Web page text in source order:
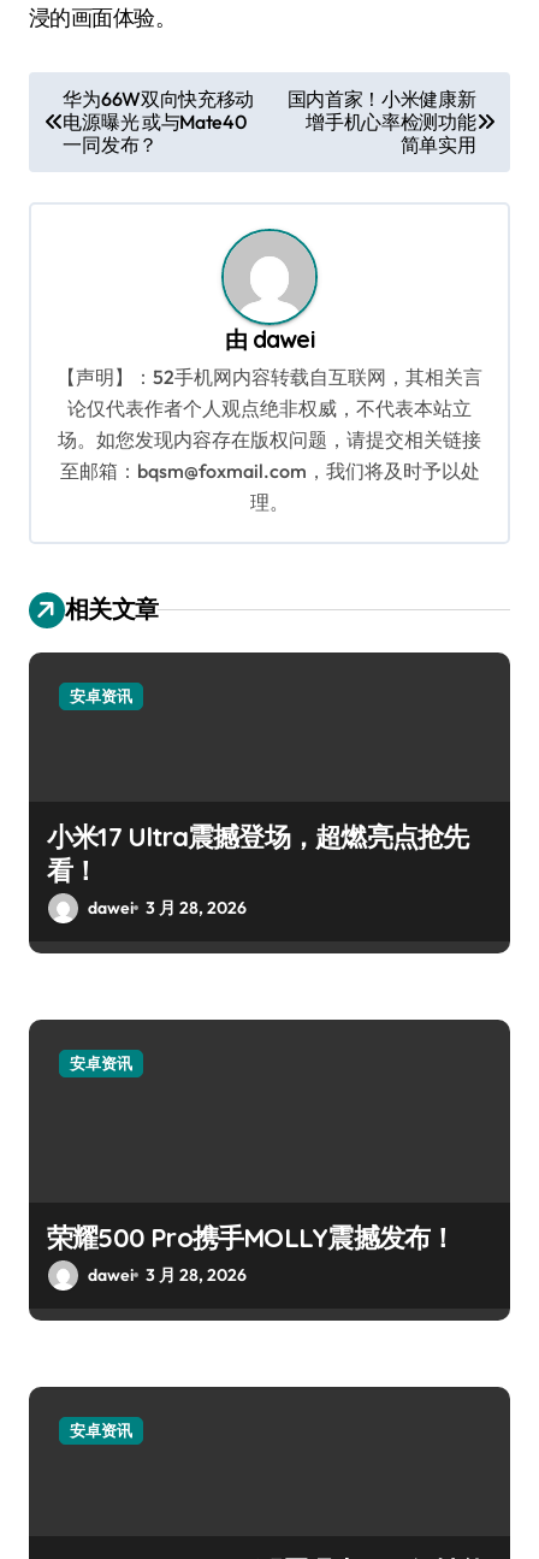
浸的画面体验。
章
导
航
华为66W双向快充移动
电源曝光 或与Mate40
一同发布？
国内首家！小米健康新
增手机心率检测功能
简单实用
由 dawei
【声明】：52手机网内容转载自互联网，其相关言
论仅代表作者个人观点绝非权威，不代表本站立
场。如您发现内容存在版权问题，请提交相关链接
至邮箱：bqsm@foxmail.com，我们将及时予以处
理。
相关文章
安卓资讯
小米17 Ultra震撼登场，超燃亮点抢先
看！
dawei 3 月 28, 2026
安卓资讯
荣耀500 Pro携手MOLLY震撼发布！
dawei 3 月 28, 2026
安卓资讯